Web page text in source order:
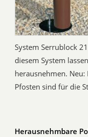
System Serrublock
diesem System
herausnehmen.
Pfosten sind für die
Herausnehmbare